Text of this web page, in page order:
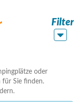
Filter
oder
für Sie finden.